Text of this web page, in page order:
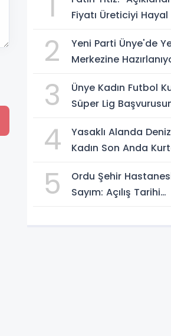
Fiyatı Üreticiyi Hayal
2
Yeni Parti Ünye'de
Merkezine
3
Ünye Kadın Futbol
Süper Lig
4
Yasaklı Alanda
Kadın Son Anda
5
Ordu Şehir
Sayım: Açılış Tarihi